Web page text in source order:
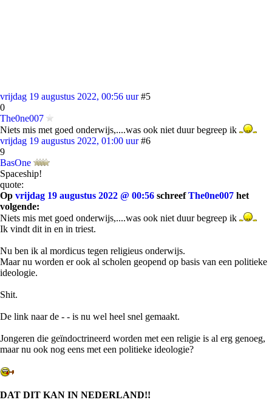
vrijdag 19 augustus 2022, 00:56 uur #5
0
The0ne007
Niets mis met goed onderwijs,....was ook niet duur begreep ik
vrijdag 19 augustus 2022, 01:00 uur #6
9
BasOne
Spaceship!
quote:
Op vrijdag 19 augustus 2022 @ 00:56 schreefThe0ne007 het
volgende:
Niets mis met goed onderwijs,....was ook niet duur begreep ik
Ik vindt dit in en in triest.
Nu ben ik al mordicus tegen religieus onderwijs.
Maar nu worden er ook al scholen geopend op basis van een politieke
ideologie.
Shit.
De link naar de - - is nu wel heel snel gemaakt.
Jongeren die geïndoctrineerd worden met een religie is al erg genoeg,
maar nu ook nog eens met een politieke ideologie?
DAT DIT KAN IN NEDERLAND!!